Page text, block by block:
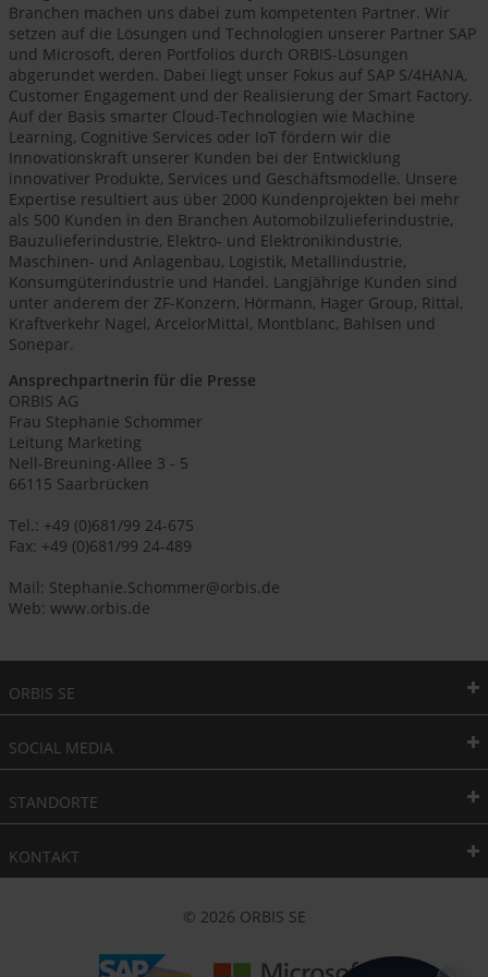
Branchen machen uns dabei zum kompetenten Partner. Wir
setzen auf die Lösungen und Technologien unserer Partner SAP
und Microsoft, deren Portfolios durch ORBIS-Lösungen
abgerundet werden. Dabei liegt unser Fokus auf SAP S/4HANA,
Customer Engagement und der Realisierung der Smart Factory.
Auf der Basis smarter Cloud-Technologien wie Machine
Learning, Cognitive Services oder IoT fördern wir die
Innovationskraft unserer Kunden bei der Entwicklung
innovativer Produkte, Services und Geschäftsmodelle. Unsere
Expertise resultiert aus über 2000 Kundenprojekten bei mehr
als 500 Kunden in den Branchen Automobilzulieferindustrie,
Bauzulieferindustrie, Elektro- und Elektronikindustrie,
Maschinen- und Anlagenbau, Logistik, Metallindustrie,
Konsumgüterindustrie und Handel. Langjährige Kunden sind
unter anderem der ZF-Konzern, Hörmann, Hager Group, Rittal,
Kraftverkehr Nagel, ArcelorMittal, Montblanc, Bahlsen und
Sonepar.
Ansprechpartnerin für die Presse
ORBIS AG
Frau Stephanie Schommer
Leitung Marketing
Nell-Breuning-Allee 3 - 5
66115 Saarbrücken
Tel.: +49 (0)681/99 24-675
Fax: +49 (0)681/99 24-489
Mail: Stephanie.Schommer@orbis.de
Web: www.orbis.de
ORBIS SE
SOCIAL MEDIA
STANDORTE
KONTAKT
© 2026 ORBIS SE